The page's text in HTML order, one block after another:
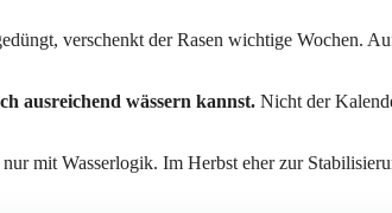
verschenkt der Rasen wichtige Wochen.
ausreichend wässern kannst. Nicht der
mit Wasserlogik. Im Herbst eher zur